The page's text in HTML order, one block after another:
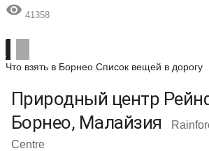
 41358
Что взять в Борнео Список вещей в дорогу
Природный центр
Борнео, Малайзия
Centre